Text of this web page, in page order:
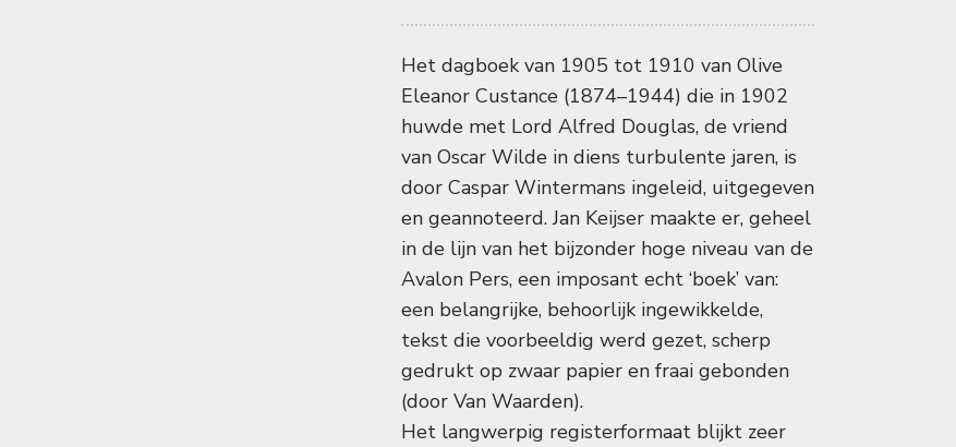
Het dagboek van 1905 tot 1910 van Olive
Eleanor Custance (1874–1944) die in 1902
huwde met Lord Alfred Douglas, de vriend
van Oscar Wilde in diens turbulente jaren, is
door Caspar Wintermans ingeleid, uitgegeven
en geannoteerd. Jan Keijser maakte er, geheel
in de lijn van het bijzonder hoge niveau van de
Avalon Pers, een imposant echt ‘boek’ van:
een belangrijke, behoorlijk ingewikkelde,
tekst die voorbeeldig werd gezet, scherp
gedrukt op zwaar papier en fraai gebonden
(door Van Waarden).
Het langwerpig registerformaat blijkt zeer